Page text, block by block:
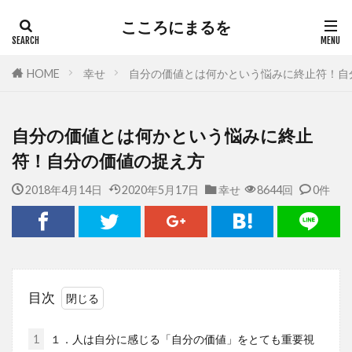
こころにまるを
HOME 幸せ 自分の価値とは何かという悩みに終止符！
自分の価値とは何かという悩みに終止
符！自分の価値の捉え方
2018年4月14日 2020年5月17日 幸せ 8644回 0件
目次
1
１．人は自分に感じる「自分の価値」をとても重要視